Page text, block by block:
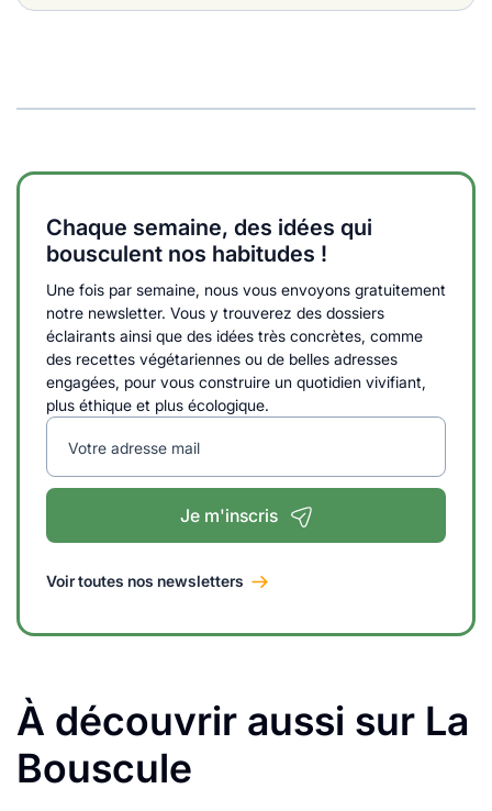
Chaque semaine, des idées qui
bousculent nos habitudes !
Une fois par semaine, nous vous envoyons gratuitement
notre newsletter. Vous y trouverez des dossiers
éclairants ainsi que des idées très concrètes, comme
des recettes végétariennes ou de belles adresses
engagées, pour vous construire un quotidien vivifiant,
plus éthique et plus écologique.
Votre adresse mail
Je m'inscris
Voir toutes nos newsletters
À découvrir aussi sur La
Bouscule